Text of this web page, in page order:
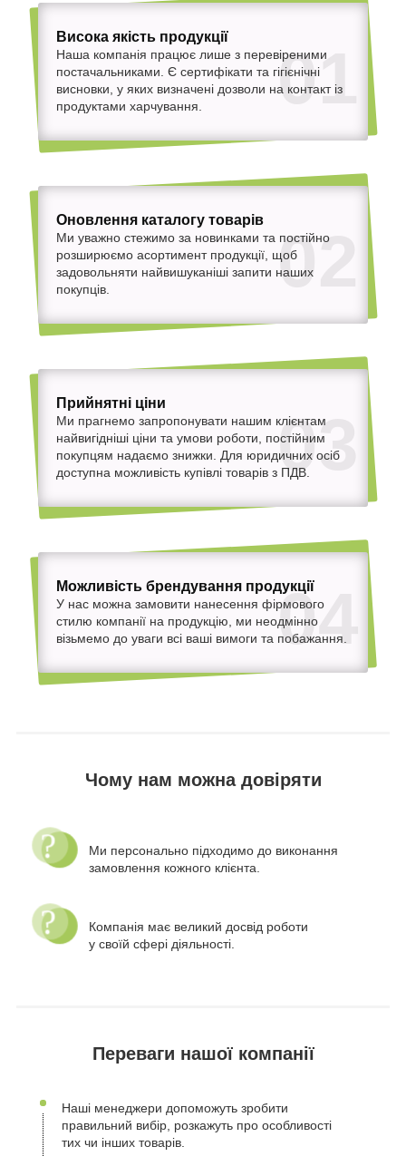
01
Висока якість продукції
Наша компанія працює лише з перевіреними
постачальниками. Є сертифікати та гігієнічні
висновки, у яких визначені дозволи на контакт із
продуктами харчування.
02
Оновлення каталогу товарів
Ми уважно стежимо за новинками та постійно
розширюємо асортимент продукції, щоб
задовольняти найвишуканіші запити наших
покупців.
03
Прийнятні ціни
Ми прагнемо запропонувати нашим клієнтам
найвигідніші ціни та умови роботи, постійним
покупцям надаємо знижки. Для юридичних осіб
доступна можливість купівлі товарів з ПДВ.
04
Можливість брендування продукції
У нас можна замовити нанесення фірмового
стилю компанії на продукцію, ми неодмінно
візьмемо до уваги всі ваші вимоги та побажання.
Чому нам можна довіряти
Ми персонально підходимо до виконання
замовлення кожного клієнта.
Компанія має великий досвід роботи
у своїй сфері діяльності.
Переваги нашої компанії
Наші менеджери допоможуть зробити
правильний вибір, розкажуть про особливості
тих чи інших товарів.